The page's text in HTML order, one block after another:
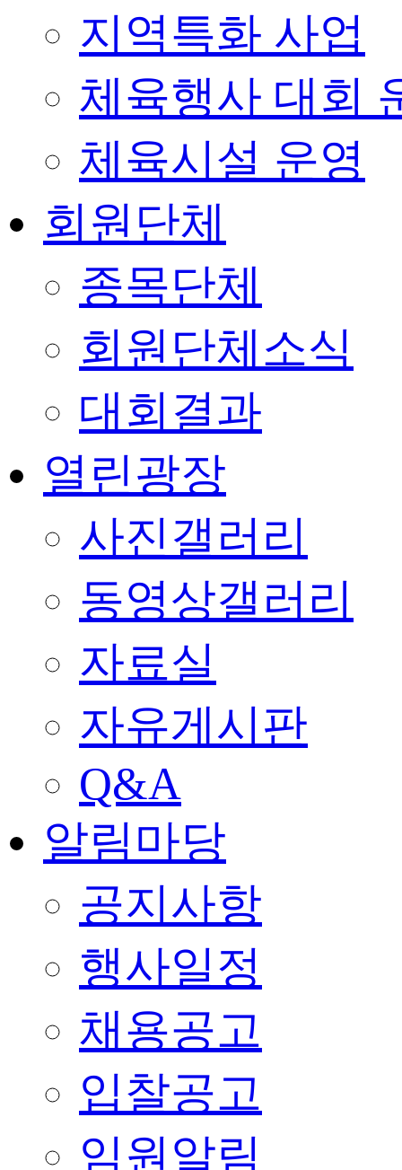
지역특화 사업
체육행사 대회
체육시설 운영
회원단체
종목단체
회원단체소식
대회결과
열린광장
사진갤러리
동영상갤러리
자료실
자유게시판
Q&A
알림마당
공지사항
행사일정
채용공고
입찰공고
임원알림